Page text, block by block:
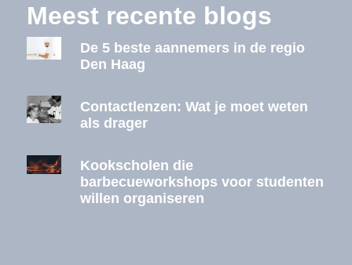
Meest recente blogs
De 5 beste aannemers in de regio
Den Haag
Contactlenzen: Wat je moet weten
als drager
Kookscholen die
barbecueworkshops voor studenten
willen organiseren